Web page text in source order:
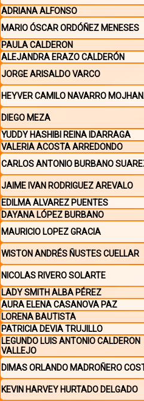
ADRIANA ALFONSO
MARIO ÓSCAR ORDÓÑEZ MENESES
PAULA CALDERON
ALEJANDRA ERAZO CALDERÓN
JORGE ARISALDO VARCO
HEYVER CAMILO NAVARRO
DIEGO MEZA
YUDDY HASHIBI REINA IDARRAGA
VALERIA ACOSTA ARREDONDO
CARLOS ANTONIO BURBANO
JAIME IVAN RODRIGUEZ AREVALO
EDILMA ALVAREZ PUENTES
DAYANA LÓPEZ BURBANO
MAURICIO LOPEZ GRACIA
WISTON ANDRÉS ÑUSTES CUELLAR
NICOLAS RIVERO SOLARTE
LADY SMITH ALBA PÉREZ
AURA ELENA CASANOVA PAZ
LORENA BAUTISTA
PATRICIA DEVIA TRUJILLO
LEGUNDO LUIS ANTONIO CALDERON
VALLEJO
DIMAS ORLANDO MADROÑERO
KEVIN HARVEY HURTADO DELGADO